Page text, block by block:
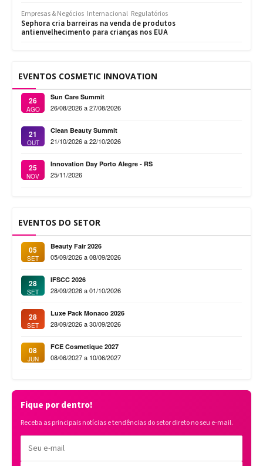
Empresas & Negócios Internacional Regulatórios
Sephora cria barreiras na venda de produtos
antienvelhecimento para crianças nos EUA
EVENTOS COSMETIC INNOVATION
26
AGO
Sun Care Summit
26/08/2026 a 27/08/2026
21
OUT
Clean Beauty Summit
21/10/2026 a 22/10/2026
25
NOV
Innovation Day Porto Alegre - RS
25/11/2026
EVENTOS DO SETOR
05
SET
Beauty Fair 2026
05/09/2026 a 08/09/2026
28
SET
IFSCC 2026
28/09/2026 a 01/10/2026
28
SET
Luxe Pack Monaco 2026
28/09/2026 a 30/09/2026
08
JUN
FCE Cosmetique 2027
08/06/2027 a 10/06/2027
Fique por dentro!
Receba as principais notícias e tendências do setor direto no seu e-mail.